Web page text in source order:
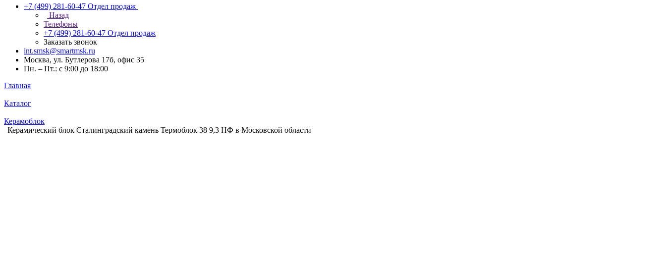
+7 (499) 281-60-47 Отдел продаж
Назад
Телефоны
+7 (499) 281-60-47 Отдел продаж
Заказать звонок
int.smsk@smartmsk.ru
Москва, ул. Бутлерова 17б, офис 35
Пн. – Пт.: с 9:00 до 18:00
Главная
Каталог
Керамоблок
Керамический блок Сталинградский камень Термоблок 38 9,3 НФ в Московской области